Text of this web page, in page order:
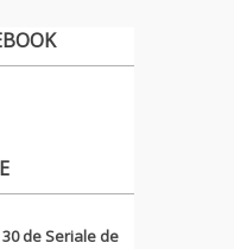
de Seriale de